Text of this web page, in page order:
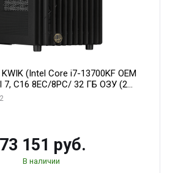
(Intel Core i7-13700KF OEM
7, C16 8EC/8PC/ 32 ГБ ОЗУ (2
24GB GDDR6X 384-Bit 3xDP
151 руб.
В наличии